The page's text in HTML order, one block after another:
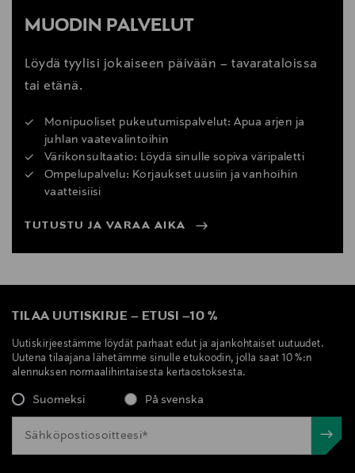
MUODIN PALVELUT
Löydä tyylisi jokaiseen päivään – tavarataloissa
tai etänä.
Monipuoliset pukeutumispalvelut: Apua arjen ja
juhlan vaatevalintoihin
Värikonsultaatio: Löydä sinulle sopiva väripaletti
Ompelupalvelu: Korjaukset uusiin ja vanhoihin
vaatteisiisi
TUTUSTU JA VARAA AIKA
TILAA UUTISKIRJE – ETUSI –10 %
Uutiskirjeestämme löydät parhaat edut ja ajankohtaiset uutuudet.
Uutena tilaajana lähetämme sinulle etukoodin, jolla saat 10 %:n
alennuksen normaalihintaisesta kertaostoksesta.
Suomeksi På svenska